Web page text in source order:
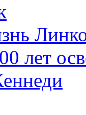
лет